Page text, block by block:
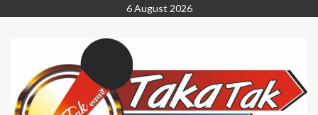
to
6 August 2026